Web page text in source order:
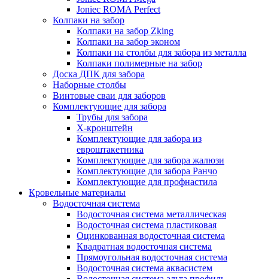
Joniec ROMA Perfect
Колпаки на забор
Колпаки на забор Zking
Колпаки на забор эконом
Колпаки на столбы для забора из металла
Колпаки полимерные на забор
Доска ДПК для забора
Наборные столбы
Винтовые сваи для заборов
Комплектующие для забора
Трубы для забора
Х-кронштейн
Комплектующие для забора из
евроштакетника
Комплектующие для забора жалюзи
Комплектующие для забора Ранчо
Комплектующие для профнастила
Кровельные материалы
Водосточная система
Водосточная система металлическая
Водосточная система пластиковая
Оцинкованная водосточная система
Квадратная водосточная система
Прямоугольная водосточная система
Водосточная система аквасистем